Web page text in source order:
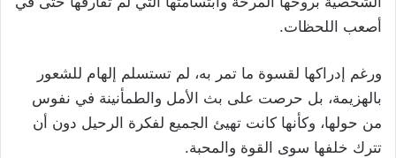
أصعب اللحظات.
ورغم إدراكها لقسوة ما تمر به، لم تستسلم إلهام للشعور
بالهزيمة، بل حرصت على بث الأمل والطمأنينة في نفوس
من حولها، وكأنها كانت تهيئ الجميع لفكرة الرحيل دون أن
تترك خلفها سوى القوة والمحبة.